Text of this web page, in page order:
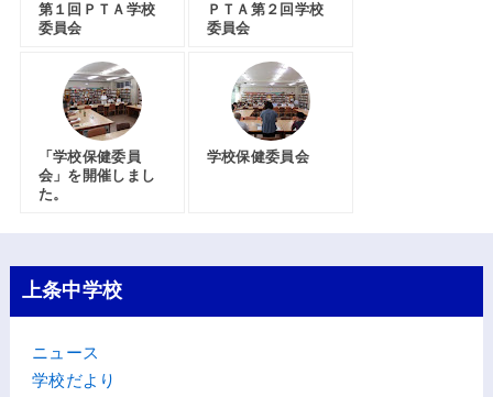
第１回ＰＴＡ学校
委員会
ＰＴＡ第２回学校
委員会
「学校保健委員
会」を開催しまし
た。
学校保健委員会
上条中学校
ニュース
学校だより